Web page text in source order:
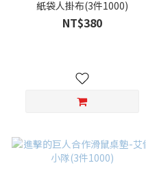
紙袋人掛布(3件1000)
NT$380